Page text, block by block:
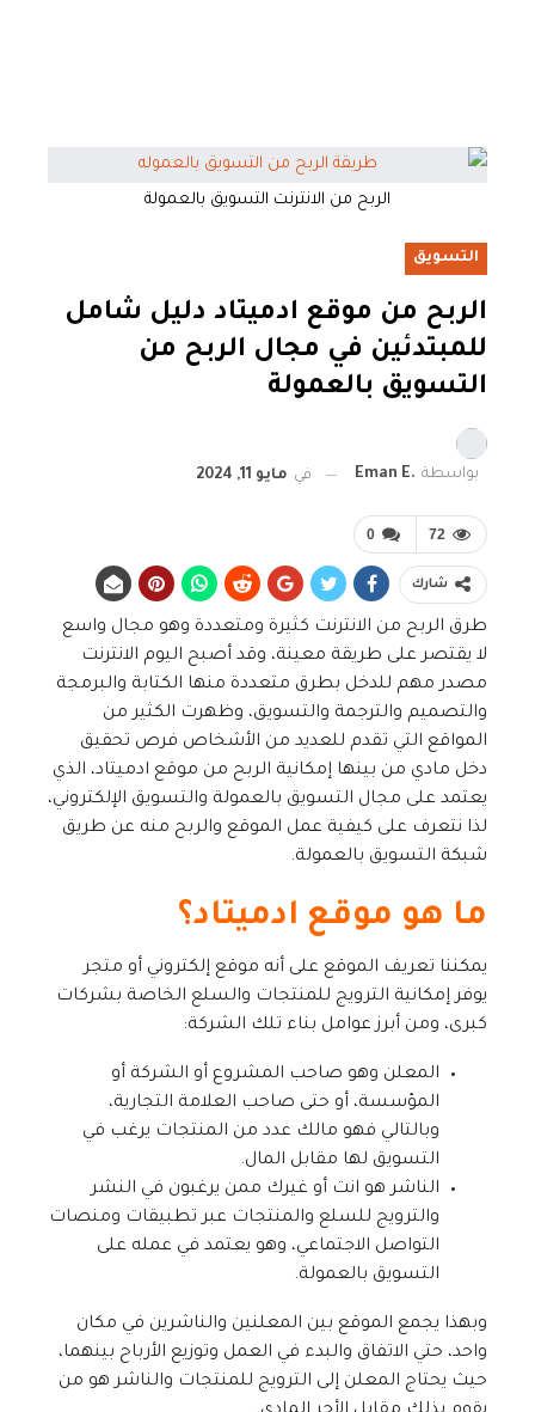
الربح من الانترنت التسويق بالعمولة
التسويق
الربح من موقع ادميتاد دليل شامل
للمبتدئين في مجال الربح من
التسويق بالعمولة
بواسطة .Eman E في مايو 11, 2024
0 72
شارك
طرق الربح من الانترنت كثيرة ومتعددة وهو مجال واسع
لا يقتصر على طريقة معينة، وقد أصبح اليوم الانترنت
مصدر مهم للدخل بطرق متعددة منها الكتابة والبرمجة
والتصميم والترجمة والتسويق، وظهرت الكثير من
المواقع التي تقدم للعديد من الأشخاص فرص تحقيق
دخل مادي من بينها إمكانية الربح من موقع ادميتاد، الذي
يعتمد على مجال التسويق بالعمولة والتسويق الإلكتروني،
لذا نتعرف على كيفية عمل الموقع والربح منه عن طريق
شبكة التسويق بالعمولة.
ما هو موقع ادميتاد؟
يمكننا تعريف الموقع على أنه موقع إلكتروني أو متجر
يوفر إمكانية الترويج للمنتجات والسلع الخاصة بشركات
كبرى، ومن أبرز عوامل بناء تلك الشركة:
المعلن وهو صاحب المشروع أو الشركة أو
المؤسسة، أو حتى صاحب العلامة التجارية،
وبالتالي فهو مالك عدد من المنتجات يرغب في
التسويق لها مقابل المال.
الناشر هو انت أو غيرك ممن يرغبون في النشر
والترويج للسلع والمنتجات عبر تطبيقات ومنصات
التواصل الاجتماعي، وهو يعتمد في عمله على
التسويق بالعمولة.
وبهذا يجمع الموقع بين المعلنين والناشرين في مكان
واحد، حتي الاتفاق والبدء في العمل وتوزيع الأرباح بينهما،
حيث يحتاج المعلن إلى الترويج للمنتجات والناشر هو من